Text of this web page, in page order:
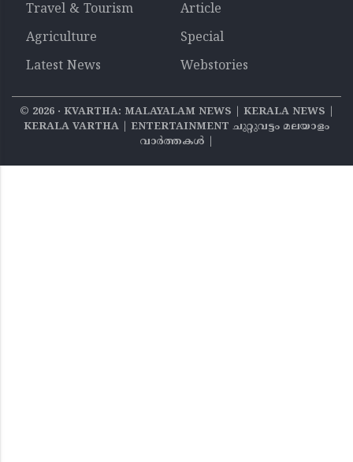
Travel & Tourism
Article
Agriculture
Special
Latest News
Webstories
© 2026‧ KVARTHA: MALAYALAM NEWS | KERALA NEWS |
KERALA VARTHA | ENTERTAINMENT ചുറ്റുവട്ടം മലയാളം
വാര്‍ത്തകൾ |